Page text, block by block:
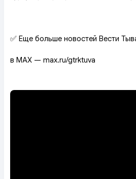
✅ Еще больше новостей Вести
в MAX — max.ru/gtrktuva